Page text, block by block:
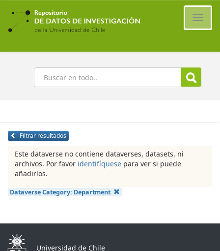
Ir
contenido
principal
Buscar
Filtrar resultados
Este dataverse no contiene dataverses, datasets, ni
archivos. Por favor identifíquese para ver si puede
añadirlos.
Dataverse Category: Department
Universidad de Chile